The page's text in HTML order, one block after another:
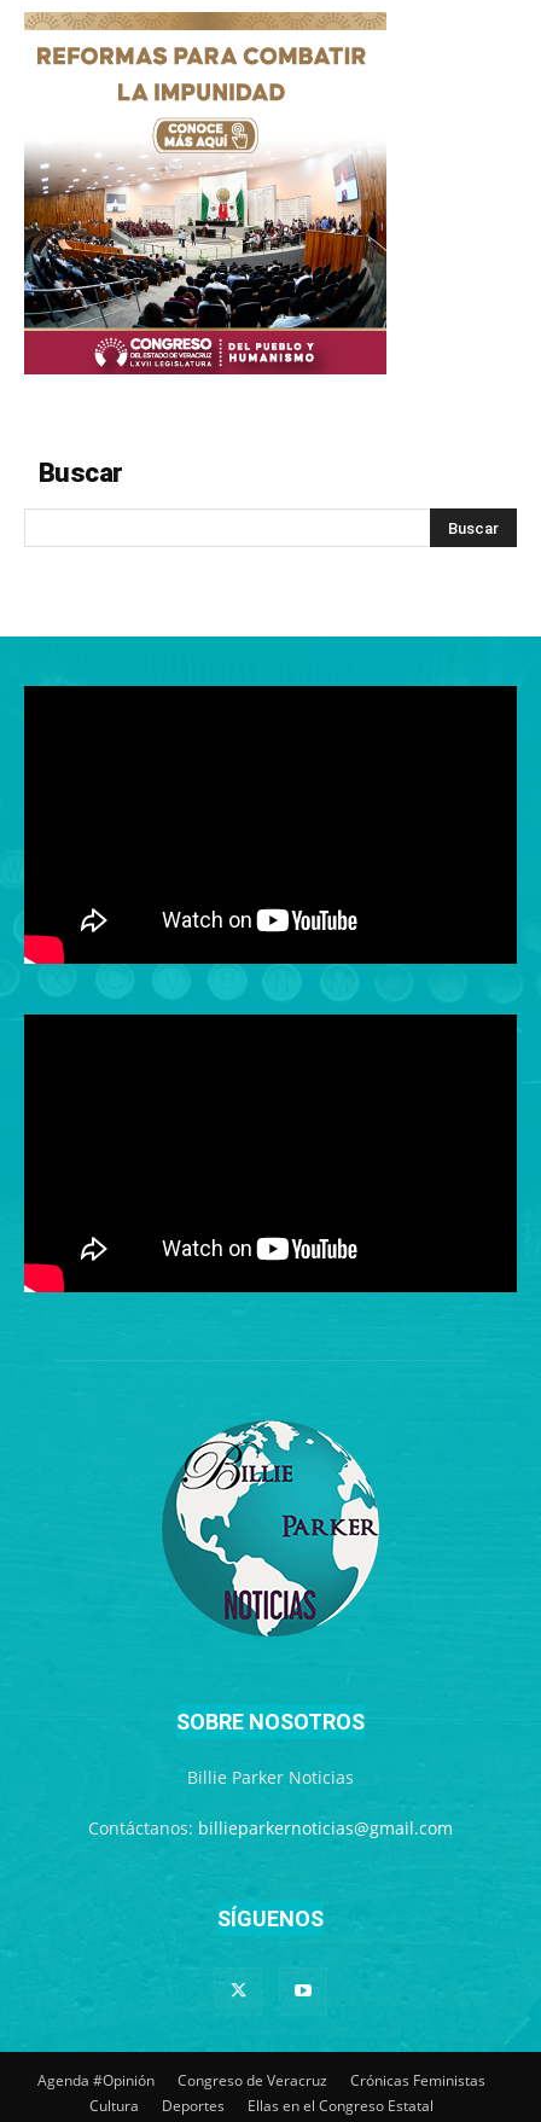
Buscar
SOBRE NOSOTROS
Billie Parker Noticias
Contáctanos: billieparkernoticias@gmail.com
SÍGUENOS
Agenda #Opinión Congreso de Veracruz
Crónicas Feministas
Cultura
Deportes
Ellas en el Congreso Estatal